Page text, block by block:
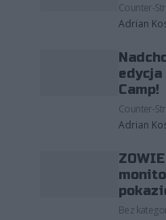
Counter-
Adrian
edycja
Camp!
Counter-
Adrian
Bez